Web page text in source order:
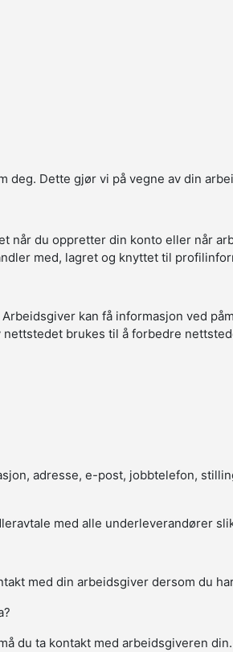
deg. Dette gjør vi på vegne av din
du oppretter din konto eller når
med, lagret og knyttet til
Arbeidsgiver kan få informasjon ved
brukes til å forbedre
adresse, e-post, jobbtelefon,
med alle underleverandører
med din arbeidsgiver dersom du
du ta kontakt med arbeidsgiveren